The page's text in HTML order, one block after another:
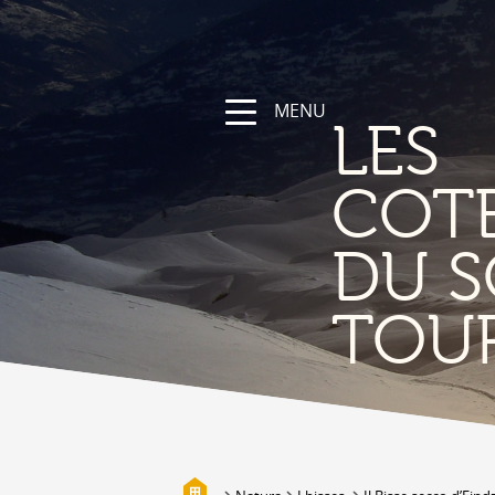
NATURA
La regione
Sentieri escursionistici e sportivi
Vallese a bici
Montagna
Galleria fotografica
MENU
LES
DU